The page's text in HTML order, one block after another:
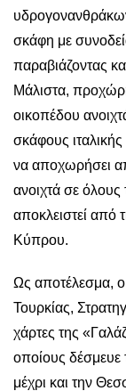
σκάφη με
παραβιάζοντας
Μάλιστα,
οικοπέδου
σκάφους ιταλικής
να αποχωρήσει
ανοιχτά σε όλους
αποκλειστεί από
Κύπρου.
Ως αποτέλεσμα,
Τουρκίας,
χάρτες της
οποίους δέσμευε
μέχρι και την